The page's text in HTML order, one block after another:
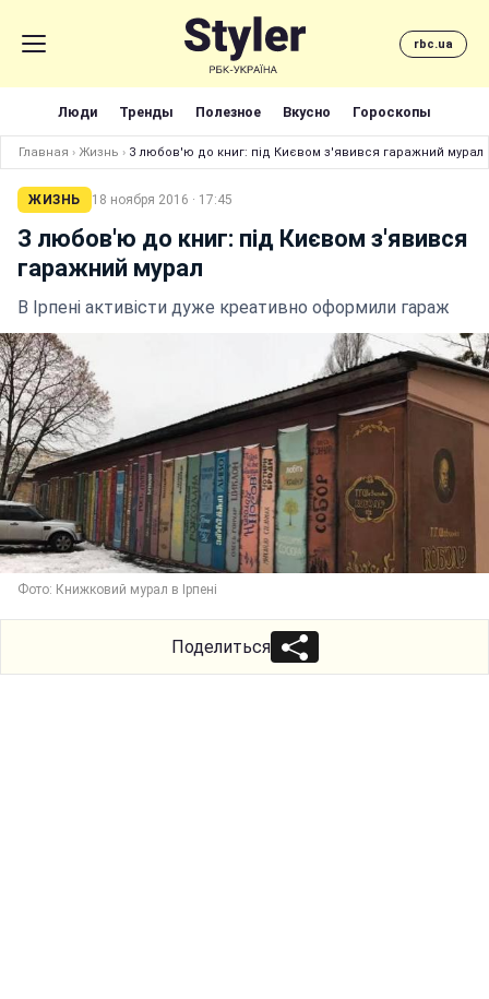
rbc.ua
Люди Тренды Полезное Вкусно Гороскопы
Главная › Жизнь › З любов'ю до книг: під Києвом з'явився гаражний мурал
ЖИЗНЬ 18 ноября 2016 · 17:45
З любов'ю до книг: під Києвом з'явився
гаражний мурал
В Ірпені активісти дуже креативно оформили гараж
Фото: Книжковий мурал в Ірпені
Поделиться